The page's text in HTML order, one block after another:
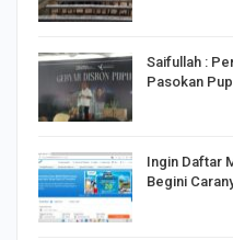
Saifullah :
Pasokan
Ingin Daftar
Begini